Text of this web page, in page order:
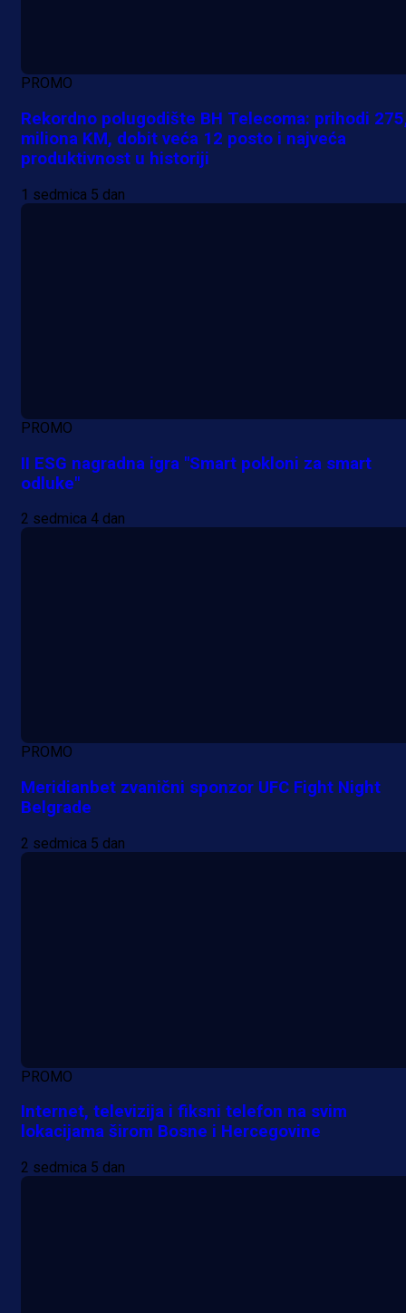
PROMO
Rekordno polugodište BH Telecoma: prihodi
miliona KM, dobit veća 12 posto i najveća
produktivnost u historiji
1 sedmica 5 dan
PROMO
II ESG nagradna igra "Smart pokloni za smart
odluke"
2 sedmica 4 dan
PROMO
Meridianbet zvanični sponzor UFC Fight Night
Belgrade
2 sedmica 5 dan
PROMO
Internet, televizija i fiksni telefon na svim
lokacijama širom Bosne i Hercegovine
2 sedmica 5 dan